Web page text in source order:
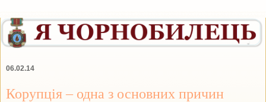
06.02.14
Корупція – одна з основних причин